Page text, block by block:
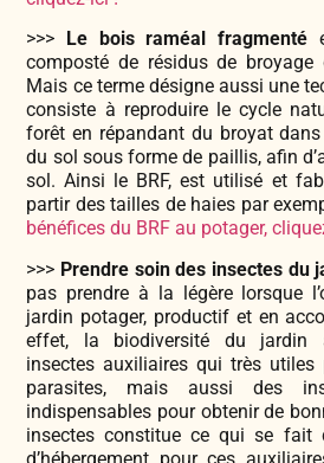
>>>
Le bois raméal fragmenté
composté de résidus de
Mais ce terme désigne aussi une
consiste à reproduire le cycle
forêt en répandant du broyat
du sol sous forme de paillis, afin
sol. Ainsi le BRF, est utilisé et
partir des tailles de haies par
bénéfices du BRF au potager,
>>> Prendre soin des insectes du
pas prendre à la légère lorsque
jardin potager, productif et en
effet, la biodiversité du jardin
insectes auxiliaires qui très
parasites, mais aussi des
indispensables pour obtenir de
insectes constitue ce qui se fait